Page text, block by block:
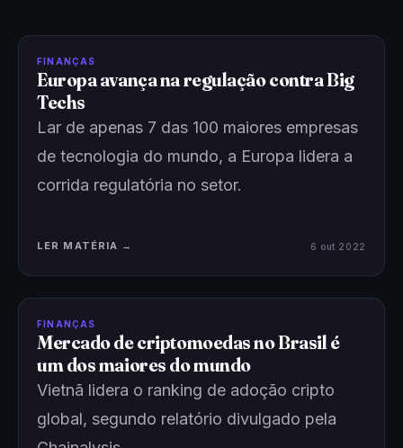
FINANÇAS
Europa avança na regulação contra Big
Techs
Lar de apenas 7 das 100 maiores empresas
de tecnologia do mundo, a Europa lidera a
corrida regulatória no setor.
LER MATÉRIA → 6 out 2022
FINANÇAS
Mercado de criptomoedas no Brasil é
um dos maiores do mundo
Vietnã lidera o ranking de adoção cripto
global, segundo relatório divulgado pela